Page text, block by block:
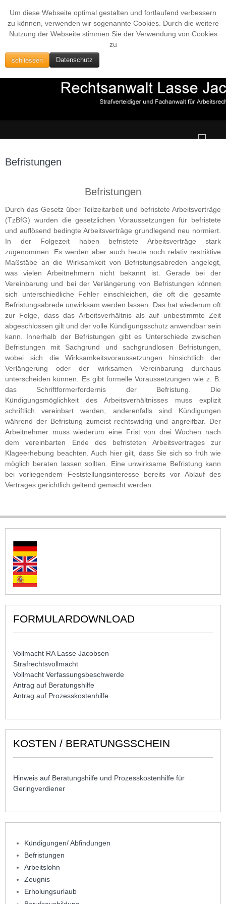
Um diese Webseite optimal gestalten und fortlaufend verbessern
zu können, verwenden wir sogenannte Cookies. Durch die weitere
Nutzung der Webseite stimmen Sie der Verwendung von Cookies
zu
schliessen Datenschutz
Befristungen
Befristungen
Durch das Gesetz über Teilzeitarbeit und befristete Arbeitsverträge
(TzBfG) wurden die gesetzlichen Voraussetzungen für befristete
und auflösend bedingte Arbeitsverträge grundlegend neu normiert.
In der Folgezeit haben befristete Arbeitsverträge stark
zugenommen. Es werden aber auch heute noch relativ restriktive
Maßstäbe an die Wirksamkeit von Befristungsabreden angelegt,
was vielen Arbeitnehmern nicht bekannt ist. Gerade bei der
Vereinbarung und bei der Verlängerung von Befristungen können
sich unterschiedliche Fehler einschleichen, die oft die gesamte
Befristungsabrede unwirksam werden lassen. Das hat wiederum oft
zur Folge, dass das Arbeitsverhältnis als auf unbestimmte Zeit
abgeschlossen gilt und der volle Kündigungsschutz anwendbar sein
kann. Innerhalb der Befristungen gibt es Unterschiede zwischen
Befristungen mit Sachgrund und sachgrundlosen Befristungen,
wobei sich die Wirksamkeitsvoraussetzungen hinsichtlich der
Verlängerung oder der wirksamen Vereinbarung durchaus
unterscheiden können. Es gibt formelle Voraussetzungen wie z. B.
das Schriftformerfordernis der Befristung. Die
Kündigungsmöglichkeit des Arbeitsverhältnisses muss explizit
schriftlich vereinbart werden, anderenfalls sind Kündigungen
während der Befristung zumeist rechtswidrig und angreifbar. Der
Arbeitnehmer muss wiederum eine Frist von drei Wochen nach
dem vereinbarten Ende des befristeten Arbeitsvertrages zur
Klageerhebung beachten. Auch hier gilt, dass Sie sich so früh wie
möglich beraten lassen sollten. Eine unwirksame Befristung kann
bei vorliegendem Feststellungsinteresse bereits vor Ablauf des
Vertrages gerichtlich geltend gemacht werden.
FORMULARDOWNLOAD
Vollmacht RA Lasse Jacobsen
Strafrechtsvollmacht
Vollmacht Verfassungsbeschwerde
Antrag auf Beratungshilfe
Antrag auf Prozesskostenhilfe
KOSTEN / BERATUNGSSCHEIN
Hinweis auf Beratungshilfe und Prozesskostenhilfe für
Geringverdiener
Kündigungen/ Abfindungen
Befristungen
Arbeitslohn
Zeugnis
Erholungsurlaub